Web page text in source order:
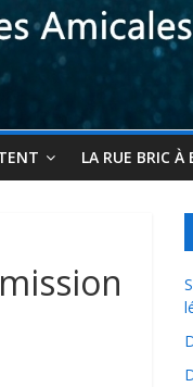
LA RUE BRIC À